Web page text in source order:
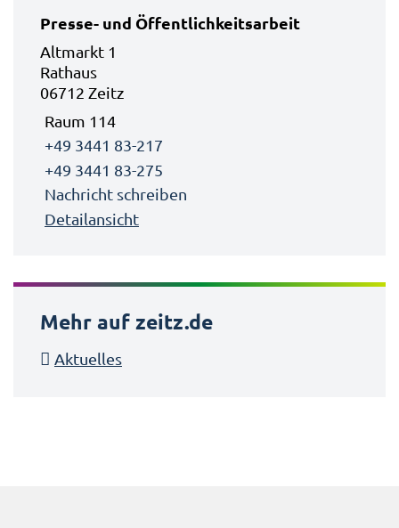
Presse- und Öffentlichkeitsarbeit
Altmarkt 1
Rathaus
06712 Zeitz
Raum 114
+49 3441 83-217
+49 3441 83-275
Nachricht schreiben
Detailansicht
Mehr auf zeitz.de
Aktuelles